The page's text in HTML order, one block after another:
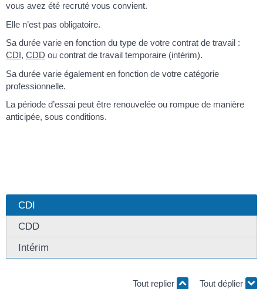
vous avez été recruté vous convient.
Elle n’est pas obligatoire.
Sa durée varie en fonction du type de votre contrat de travail :
CDI, CDD ou contrat de travail temporaire (intérim).
Sa durée varie également en fonction de votre catégorie
professionnelle.
La période d’essai peut être renouvelée ou rompue de manière
anticipée, sous conditions.
CDI
CDD
Intérim
Tout replier Tout déplier